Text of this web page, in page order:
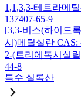
1,1,3,3-테트라메
137407-65-9
[3,3-비스(하이드
시)메틸실란 CAS:
2-(트리에톡시실
44-8
특수 실록산